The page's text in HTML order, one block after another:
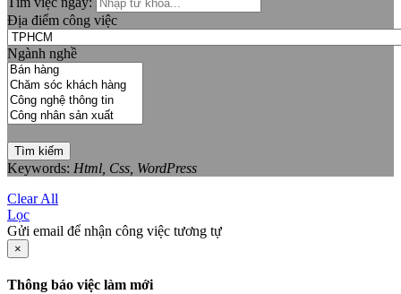
Địa điểm công việc
Ngành nghề
Tìm kiếm
Keywords: Html, Css, WordPress
Clear All
Lọc
Gửi email để nhận công việc tương tự
×
Thông báo việc làm mới